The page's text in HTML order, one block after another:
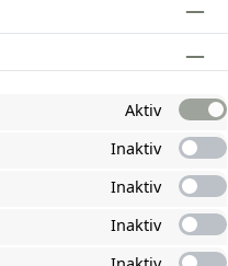
Aktiv
Inaktiv
Inaktiv
Inaktiv